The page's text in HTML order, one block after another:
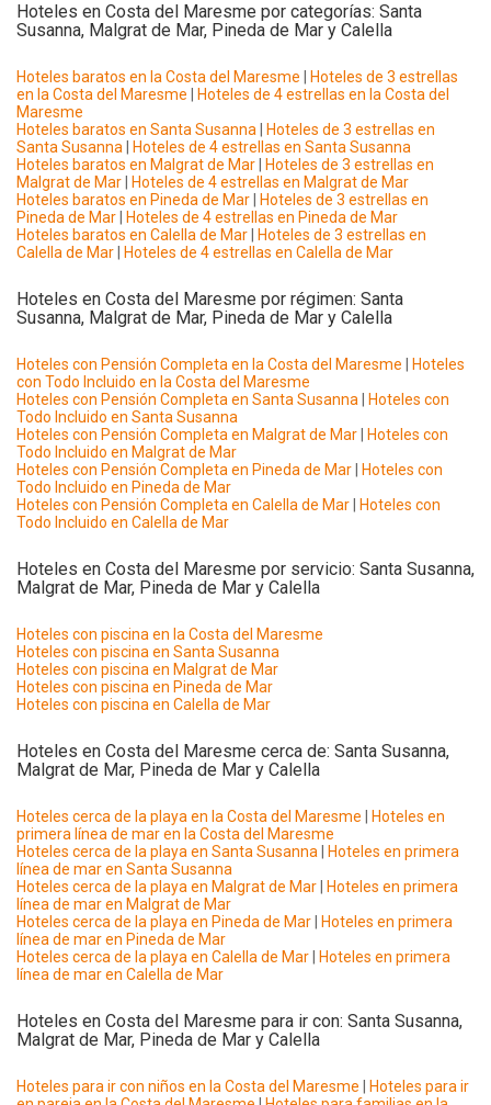
Hoteles en Costa del Maresme por categorías: Santa
Susanna, Malgrat de Mar, Pineda de Mar y Calella
Hoteles baratos en la Costa del Maresme
Hoteles de 3 estrellas
en la Costa del Maresme
Hoteles de 4 estrellas en la Costa del
Maresme
Hoteles baratos en Santa Susanna
Hoteles de 3 estrellas en
Santa Susanna
Hoteles de 4 estrellas en Santa Susanna
Hoteles baratos en Malgrat de Mar
Hoteles de 3 estrellas en
Malgrat de Mar
Hoteles de 4 estrellas en Malgrat de Mar
Hoteles baratos en Pineda de Mar
Hoteles de 3 estrellas en
Pineda de Mar
Hoteles de 4 estrellas en Pineda de Mar
Hoteles baratos en Calella de Mar
Hoteles de 3 estrellas en
Calella de Mar
Hoteles de 4 estrellas en Calella de Mar
Hoteles en Costa del Maresme por régimen: Santa
Susanna, Malgrat de Mar, Pineda de Mar y Calella
Hoteles con Pensión Completa en la Costa del Maresme
Hoteles
con Todo Incluido en la Costa del Maresme
Hoteles con Pensión Completa en Santa Susanna
Hoteles con
Todo Incluido en Santa Susanna
Hoteles con Pensión Completa en Malgrat de Mar
Hoteles con
Todo Incluido en Malgrat de Mar
Hoteles con Pensión Completa en Pineda de Mar
Hoteles con
Todo Incluido en Pineda de Mar
Hoteles con Pensión Completa en Calella de Mar
Hoteles con
Todo Incluido en Calella de Mar
Hoteles en Costa del Maresme por servicio: Santa Susanna,
Malgrat de Mar, Pineda de Mar y Calella
Hoteles con piscina en la Costa del Maresme
Hoteles con piscina en Santa Susanna
Hoteles con piscina en Malgrat de Mar
Hoteles con piscina en Pineda de Mar
Hoteles con piscina en Calella de Mar
Hoteles en Costa del Maresme cerca de: Santa Susanna,
Malgrat de Mar, Pineda de Mar y Calella
Hoteles cerca de la playa en la Costa del Maresme
Hoteles en
primera línea de mar en la Costa del Maresme
Hoteles cerca de la playa en Santa Susanna
Hoteles en primera
línea de mar en Santa Susanna
Hoteles cerca de la playa en Malgrat de Mar
Hoteles en primera
línea de mar en Malgrat de Mar
Hoteles cerca de la playa en Pineda de Mar
Hoteles en primera
línea de mar en Pineda de Mar
Hoteles cerca de la playa en Calella de Mar
Hoteles en primera
línea de mar en Calella de Mar
Hoteles en Costa del Maresme para ir con: Santa Susanna,
Malgrat de Mar, Pineda de Mar y Calella
Hoteles para ir con niños en la Costa del Maresme
Hoteles para ir